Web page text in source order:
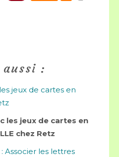
aussi :
les jeux de cartes en
chez Retz